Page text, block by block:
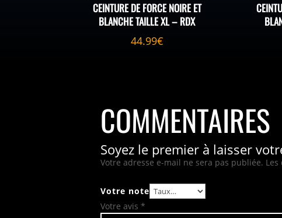
CEINTURE DE FORCE NOIRE ET
BLANCHE TAILLE XL – RDX
44.99€
COMMENTAIRES
Soyez le premier à laisser
Votre adresse e-mail ne sera pas publiée.
Votre note
Votre avis *